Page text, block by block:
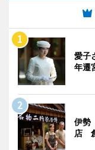
愛子
年遷
伊勢
店